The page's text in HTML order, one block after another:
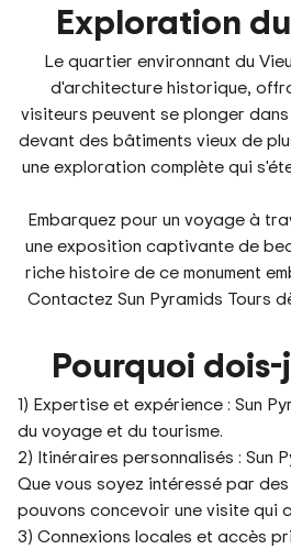
Exploration
Le quartier environnant du
d'architecture historique,
visiteurs peuvent se plonger
devant des bâtiments vieux de
une exploration complète qui
Embarquez pour un voyage à
une exposition captivante de
riche histoire de ce monument
Contactez Sun Pyramids Tours
Pourquoi dois-
1) Expertise et expérience : Sun
du voyage et du tourisme.
2) Itinéraires personnalisés : Sun
Que vous soyez intéressé par
pouvons concevoir une visite qui
3) Connexions locales et accès